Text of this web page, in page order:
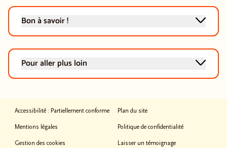
Bon à savoir !
Pour aller plus loin
Accessibilité : Partiellement conforme Plan du site
Mentions légales Politique de confidentialité
Gestion des cookies Laisser un témoignage